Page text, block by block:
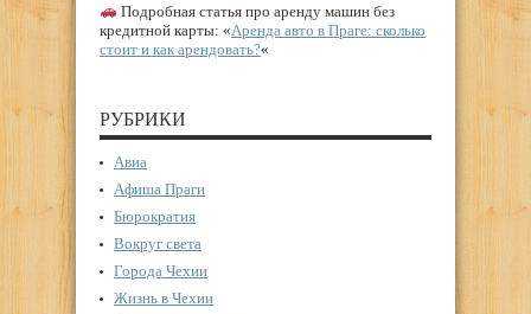
Подробная статья про аренду машин без
кредитной карты: «Аренда авто в Праге: сколько
стоит и как арендовать?«
РУБРИКИ
Авиа
Афиша Праги
Бюрократия
Вокруг света
Города Чехии
Жизнь в Чехии